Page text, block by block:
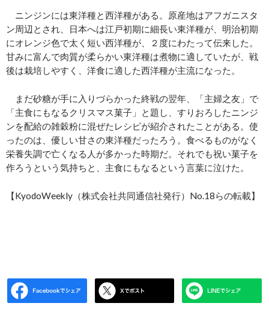
ニンジンには東洋種と西洋種がある。原産地はアフガニスタ
ン周辺とされ、日本へは江戸初期に細長い東洋種が、明治初期
にオレンジ色で太く短い西洋種が、２度にわたって伝来した。
甘みに富んで肉質が柔らかい東洋種は煮物に適していたが、戦
後は栽培しやすく、洋食に適した西洋種が主流になった。
まだ砂糖が手に入りづらかった終戦の翌年、「主婦之友」で
「主食にもなるクリスマス菓子」と題し、すりおろしたニンジ
ンを配給の雑穀粉に混ぜたレシピが紹介されたことがある。使
ったのは、優しい甘さの東洋種だったろう。食べるものがなく
栄養失調で亡くなる人が多かった時期だ。それでも祝い菓子を
作ろうという気持ちと、主食にもなるという言葉に泣けた。
【KyodoWeekly（株式会社共同通信社発行）No.18らの転載】